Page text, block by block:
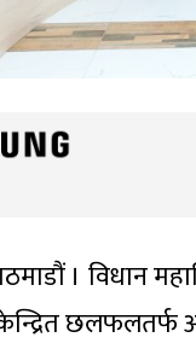
। विधान
छलफलतर्फ